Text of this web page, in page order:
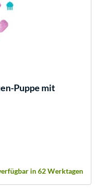
Puppe mit
in 62 Werktagen